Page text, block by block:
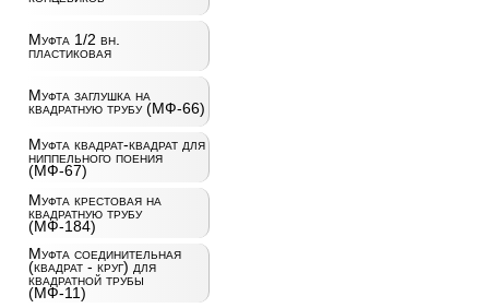
Муфта 1/2 вн.
пластиковая
Муфта заглушка на
квадратную трубу (МФ-66)
Муфта квадрат-квадрат для
ниппельного поения
(МФ-67)
Муфта крестовая на
квадратную трубу
(МФ-184)
Муфта соединительная
(квадрат - круг) для
квадратной трубы
(МФ-11)